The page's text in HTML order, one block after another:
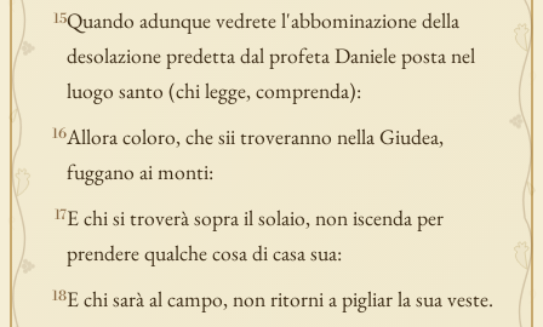
15Quando adunque vedrete l'abbominazione della
desolazione predetta dal profeta Daniele posta nel
luogo santo (chi legge, comprenda):
16Allora coloro, che sii troveranno nella Giudea,
fuggano ai monti:
17E chi si troverà sopra il solaio, non iscenda per
prendere qualche cosa di casa sua:
18E chi sarà al campo, non ritorni a pigliar la sua veste.